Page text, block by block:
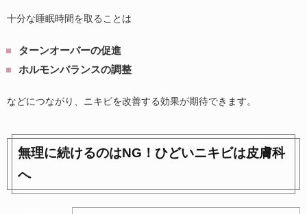
十分な睡眠時間を取ることは
ターンオーバーの促進
ホルモンバランスの調整
などにつながり、ニキビを改善する効果が期待できます。
無理に続けるのはNG！ひどいニキビは皮膚科
へ